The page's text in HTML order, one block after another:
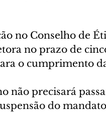
no Conselho de
no prazo de
o cumprimento
não precisará
do